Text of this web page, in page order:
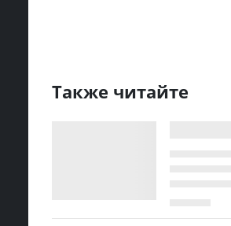
Также читайте